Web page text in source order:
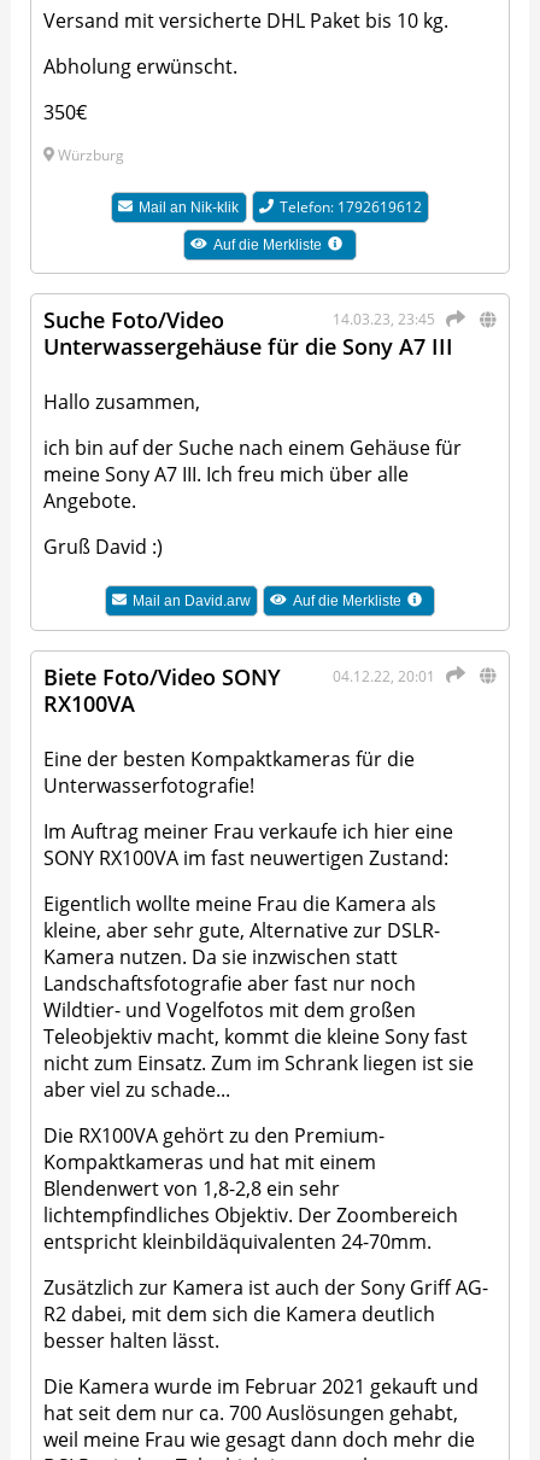
Versand mit versicherte DHL Paket bis 10 kg.
Abholung erwünscht.
350€
Würzburg
Mail an Nik-klik Telefon: 1792619612
Auf die Merkliste
14.03.23, 23:45
Suche Foto/Video
Unterwassergehäuse für die Sony A7 III
Hallo zusammen,
ich bin auf der Suche nach einem Gehäuse für
meine Sony A7 III. Ich freu mich über alle
Angebote.
Gruß David :)
Mail an David.arw Auf die Merkliste
04.12.22, 20:01
Biete Foto/Video SONY
RX100VA
Eine der besten Kompaktkameras für die
Unterwasserfotografie!
Im Auftrag meiner Frau verkaufe ich hier eine
SONY RX100VA im fast neuwertigen Zustand:
Eigentlich wollte meine Frau die Kamera als
kleine, aber sehr gute, Alternative zur DSLR-
Kamera nutzen. Da sie inzwischen statt
Landschaftsfotografie aber fast nur noch
Wildtier- und Vogelfotos mit dem großen
Teleobjektiv macht, kommt die kleine Sony fast
nicht zum Einsatz. Zum im Schrank liegen ist sie
aber viel zu schade...
Die RX100VA gehört zu den Premium-
Kompaktkameras und hat mit einem
Blendenwert von 1,8-2,8 ein sehr
lichtempfindliches Objektiv. Der Zoombereich
entspricht kleinbildäquivalenten 24-70mm.
Zusätzlich zur Kamera ist auch der Sony Griff AG-
R2 dabei, mit dem sich die Kamera deutlich
besser halten lässt.
Die Kamera wurde im Februar 2021 gekauft und
hat seit dem nur ca. 700 Auslösungen gehabt,
weil meine Frau wie gesagt dann doch mehr die